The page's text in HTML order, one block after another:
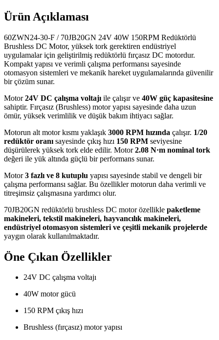
Ürün Açıklaması
60ZWN24-30-F / 70JB20GN 24V 40W 150RPM Redüktörlü
Brushless DC Motor, yüksek tork gerektiren endüstriyel
uygulamalar için geliştirilmiş redüktörlü fırçasız DC motordur.
Kompakt yapısı ve verimli çalışma performansı sayesinde
otomasyon sistemleri ve mekanik hareket uygulamalarında güvenilir
bir çözüm sunar.
Motor24V DC çalışma voltajı ile çalışır ve 40W güç kapasitesine
sahiptir. Fırçasız (Brushless) motor yapısı sayesinde daha uzun
ömür, yüksek verimlilik ve düşük bakım ihtiyacı sağlar.
Motorun alt motor kısmı yaklaşık 3000 RPM hızında çalışır. 1/20
redüktör oranı sayesinde çıkış hızı 150 RPM seviyesine
düşürülerek yüksek tork elde edilir. Motor2.08 N·m nominal tork
değeri ile yük altında güçlü bir performans sunar.
Motor3 fazlı ve 8 kutuplu yapısı sayesinde stabil ve dengeli bir
çalışma performansı sağlar. Bu özellikler motorun daha verimli ve
titreşimsiz çalışmasına yardımcı olur.
70JB20GN redüktörlü brushless DC motor özellikle paketleme
makineleri, tekstil makineleri, hayvancılık makineleri,
endüstriyel otomasyon sistemleri ve çeşitli mekanik projelerde
yaygın olarak kullanılmaktadır.
Öne Çıkan Özellikler
24V DC çalışma voltajı
40W motor gücü
150 RPM çıkış hızı
Brushless (fırçasız) motor yapısı